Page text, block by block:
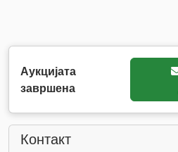
Аукцијата
завршена
Контакт